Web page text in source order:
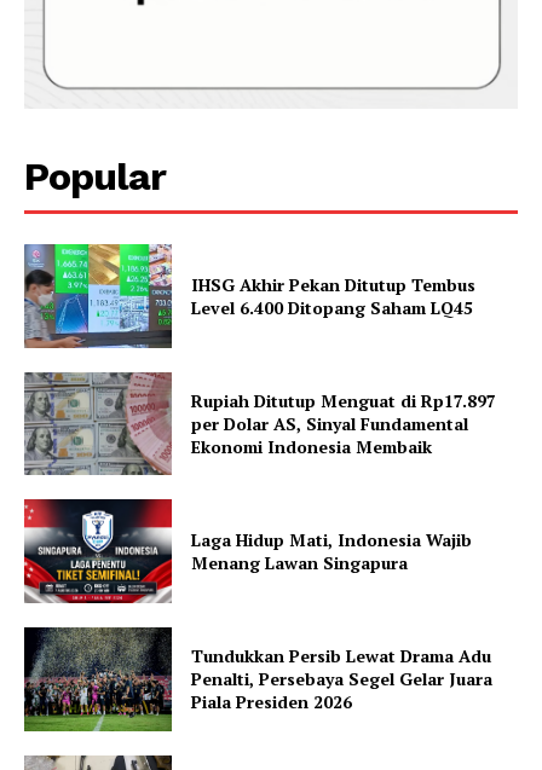
Popular
IHSG Akhir Pekan Ditutup Tembus
Level 6.400 Ditopang Saham LQ45
Rupiah Ditutup Menguat di Rp17.897
per Dolar AS, Sinyal Fundamental
Ekonomi Indonesia Membaik
Laga Hidup Mati, Indonesia Wajib
Menang Lawan Singapura
Tundukkan Persib Lewat Drama Adu
Penalti, Persebaya Segel Gelar Juara
Piala Presiden 2026